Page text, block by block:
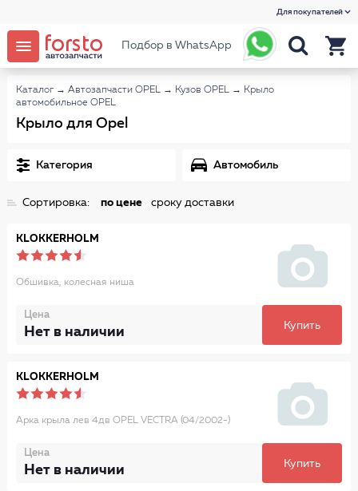
Для покупателей
Подбор в WhatsApp
Каталог → Автозапчасти OPEL → Кузов OPEL → Крыло
автомобильное OPEL
Крыло для Opel
Категория Автомобиль
Сортировка: по цене сроку доставки
KLOKKERHOLM
Обшивка, колесная ниша
Цена
Нет в наличии Купить
KLOKKERHOLM
Арка крыла лев 4дв OPEL VECTRA (04/2002-)
Цена
Нет в наличии Купить